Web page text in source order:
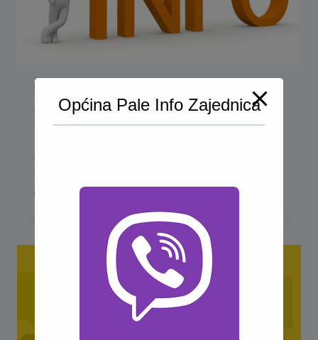
INFORMACIJE
Zatvorena finansijska konstrukcija
Općina Pale u FBiH obavještava javnost da je
READ MORE
KONSTRUKCIJA
STRATEŠKA
PROJEKTA
OPĆINI
Općina Pale Info Zajednica